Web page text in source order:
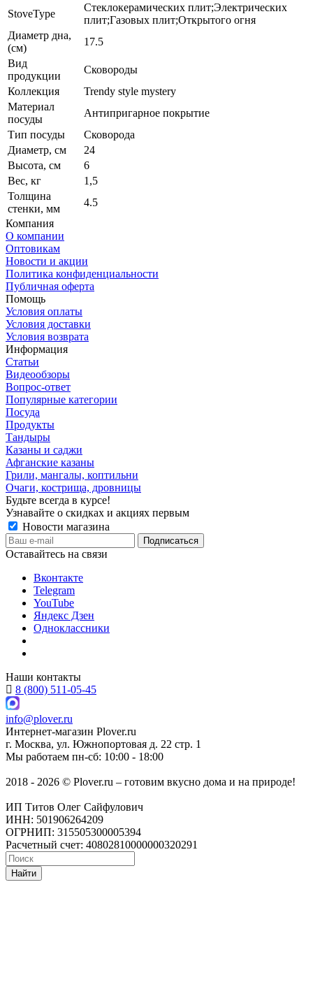
StoveType
Стеклокерамических плит;Электрических
плит;Газовых плит;Открытого огня
Диаметр дна,
(см)
17.5
Вид
продукции
Сковороды
Коллекция
Trendy style mystery
Материал
посуды
Антипригарное покрытие
Тип посуды
Сковорода
Диаметр, см
24
Высота, см
6
Вес, кг
1,5
Толщина
стенки, мм
4.5
Компания
О компании
Оптовикам
Новости и акции
Политика конфиденциальности
Публичная оферта
Помощь
Условия оплаты
Условия доставки
Условия возврата
Информация
Статьи
Видеообзоры
Вопрос-ответ
Популярные категории
Посуда
Продукты
Тандыры
Казаны и саджи
Афганские казаны
Грили, мангалы, коптильни
Очаги, кострища, дровницы
Будьте всегда в курсе!
Узнавайте о скидках и акциях первым
Новости магазина
Оставайтесь на связи
Вконтакте
Telegram
YouTube
Яндекс Дзен
Одноклассники
Наши контакты
8 (800) 511-05-45
info@plover.ru
Интернет-магазин Plover.ru
г. Москва, ул. Южнопортовая д. 22 стр. 1
Мы работаем пн-сб: 10:00 - 18:00
2018 - 2026 © Plover.ru – готовим вкусно дома и на природе!
ИП Титов Олег Сайфулович
ИНН: 501906264209
ОГРНИП: 315505300005394
Расчетный счет: 40802810000000320291
Найти